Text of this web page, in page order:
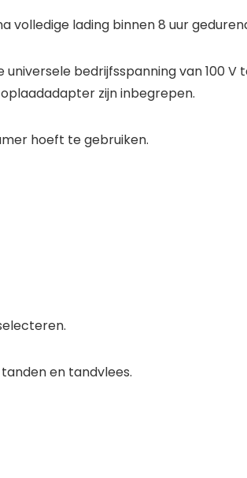
volledige lading binnen 8 uur
bedrijfsspanning van 100
zijn inbegrepen.
hoeft te gebruiken.
en tandvlees.